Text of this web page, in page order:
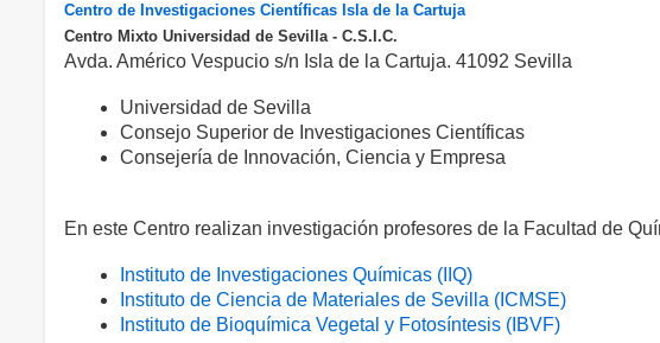
Centro de Investigaciones Científicas Isla de la Cartuja
Centro Mixto Universidad de Sevilla - C.S.I.C.
Avda. Américo Vespucio s/n Isla de la Cartuja. 41092 Sevilla
Universidad de Sevilla
Consejo Superior de Investigaciones Científicas
Consejería de Innovación, Ciencia y Empresa
En este Centro realizan investigación profesores de la Facultad de
Instituto de Investigaciones Químicas (IIQ)
Instituto de Ciencia de Materiales de Sevilla (ICMSE)
Instituto de Bioquímica Vegetal y Fotosíntesis (IBVF)